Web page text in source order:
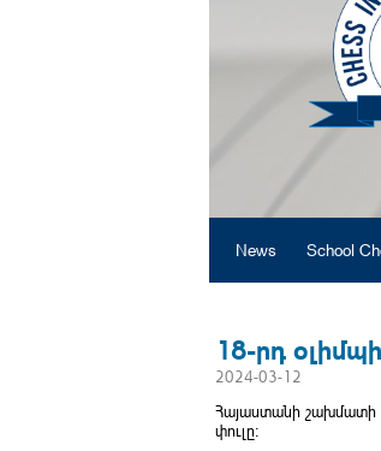
School
News
18-րդ
2024-03-12
Հայաստանի շախմատի
փուլը: